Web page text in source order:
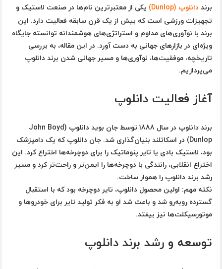
برنددانلوپ (Dunlop)
یکی از معتبرترین نام‌ها در صنعت لاستیک و
تجهیزات ورزشی است که بیش از یک قرن سابقه فعالیت دارد. این
برند با نوآوری‌های مداوم و استراتژی‌های هوشمندانه توانسته جایگاه
ویژه‌ای در بازارهای جهانی به دست آورد. در این مقاله، به بررسی
تاریخچه، موفقیت‌ها، نوآوری‌ها و مسیر جهانی شدن برند دانلوپ
می‌پردازیم.
آغاز فعالیت دانلوپ
برند دانلوپ در سال 1888 توسط
جان بوید دانلوپ (John Boyd
Dunlop) در اسکاتلند بنیان‌گذاری شد. جان دانلوپ که یک دامپزشک
بود، لاستیک بادی یا تایر پنوماتیک را برای دوچرخه‌ها اختراع کرد. این
اختراع انقلابی، رانندگی با دوچرخه‌ها را ایمن‌تر و راحت‌تر کرد و مسیر
رشد برند دانلوپ را هموار ساخت.
نکته مهم: اولین محصول دانلوپ، تایر دوچرخه بود که با استقبال
گسترده روبه‌رو شد و باعث شد او به فکر تولید تایر برای خودروها و
موتورسیکلت‌ها نیز بیفتد.
توسعه و رشد برند دانلوپ